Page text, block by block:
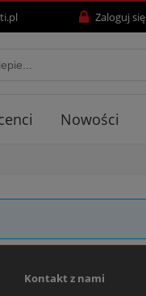
Zaloguj się
Nowości
Kontakt z nami